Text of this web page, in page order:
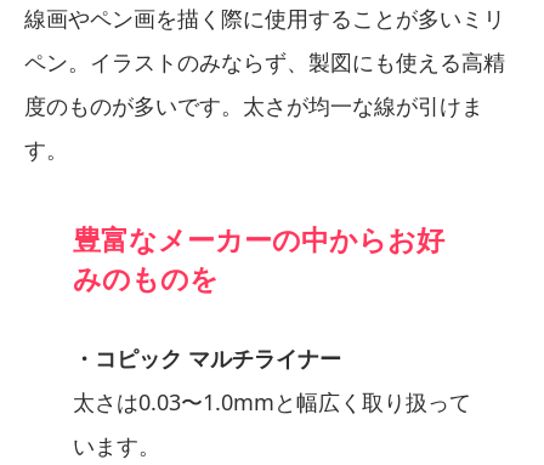
線画やペン画を描く際に使用することが多いミリ
ペン。イラストのみならず、製図にも使える高精
度のものが多いです。太さが均一な線が引けま
す。
豊富なメーカーの中からお好
みのものを
・コピック マルチライナー
太さは0.03〜1.0mmと幅広く取り扱って
います。